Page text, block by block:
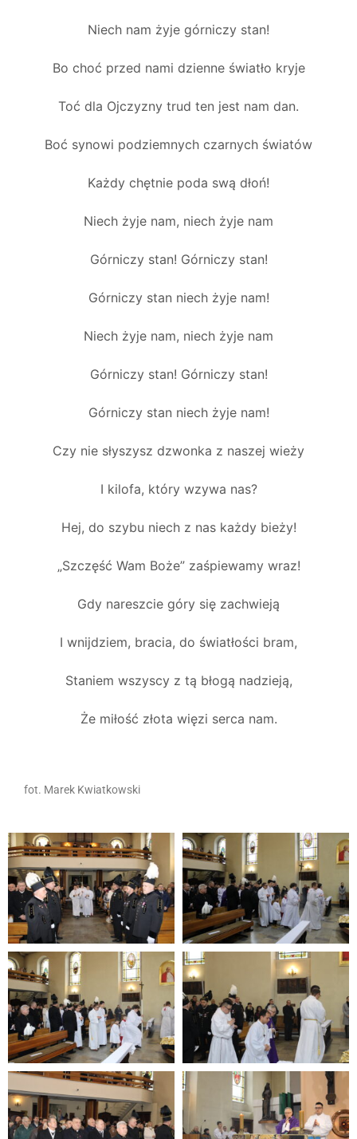
Niech nam żyje górniczy stan!
Bo choć przed nami dzienne światło kryje
Toć dla Ojczyzny trud ten jest nam dan.
Boć synowi podziemnych czarnych światów
Każdy chętnie poda swą dłoń!
Niech żyje nam, niech żyje nam
Górniczy stan! Górniczy stan!
Górniczy stan niech żyje nam!
Niech żyje nam, niech żyje nam
Górniczy stan! Górniczy stan!
Górniczy stan niech żyje nam!
Czy nie słyszysz dzwonka z naszej wieży
I kilofa, który wzywa nas?
Hej, do szybu niech z nas każdy bieży!
„Szczęść Wam Boże” zaśpiewamy wraz!
Gdy nareszcie góry się zachwieją
I wnijdziem, bracia, do światłości bram,
Staniem wszyscy z tą błogą nadzieją,
Że miłość złota więzi serca nam.
fot. Marek Kwiatkowski